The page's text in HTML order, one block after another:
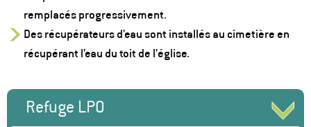
remplacés progressivement.
Des récupérateurs d’eau sont installés au cimetière en
récupérant l’eau du toit de l’église.
Refuge LPO